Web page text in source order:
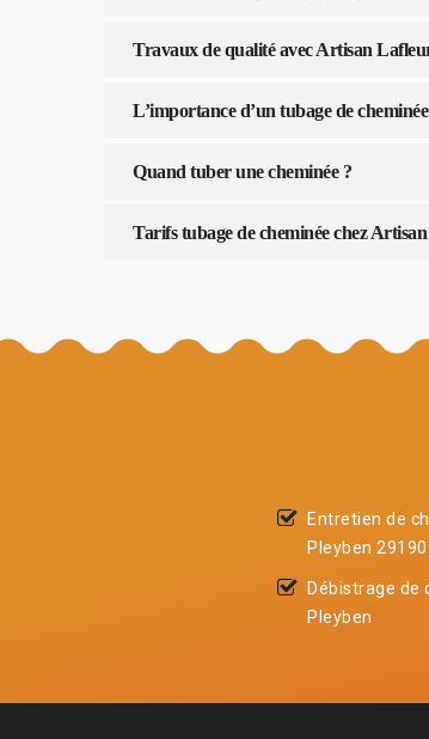
Travaux de qualité avec Artisan
L’importance d’un tubage de cheminée
Quand tuber une cheminée ?
Tarifs tubage de cheminée chez
Entretien de
Pleyben 29190
Débistrage de
Pleyben